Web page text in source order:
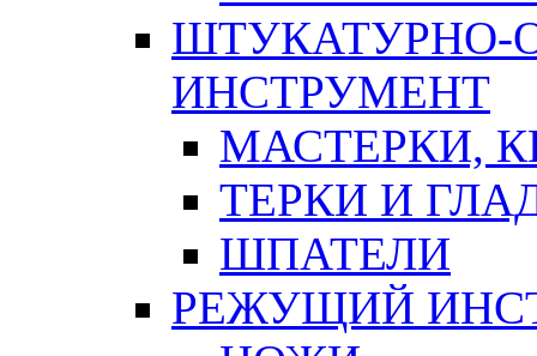
ШТУКАТУРНО-
ИНСТРУМЕНТ
МАСТЕРКИ,
ТЕРКИ И
ШПАТЕЛИ
РЕЖУЩИЙ